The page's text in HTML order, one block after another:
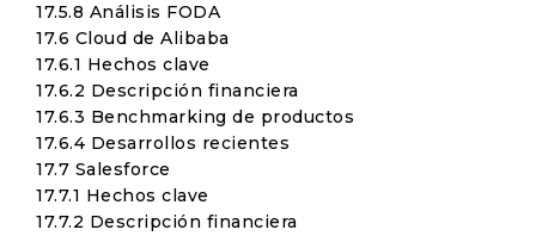
17.5.8 Análisis FODA
17.6 Cloud de Alibaba
17.6.1 Hechos clave
17.6.2 Descripción financiera
17.6.3 Benchmarking de productos
17.6.4 Desarrollos recientes
17.7 Salesforce
17.7.1 Hechos clave
17.7.2 Descripción financiera